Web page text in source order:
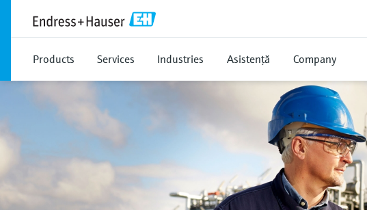
Products Services Industries Asistență Company